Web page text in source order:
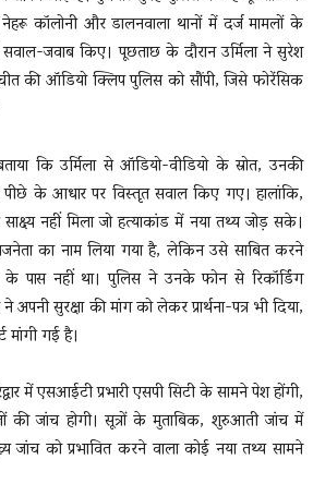
कॉलोनी और डालनवाला थानों में दर्ज मामलों के
जवाब किए। पूछताछ के दौरान उर्मिला ने सुरेश
की ऑडियो क्लिप पुलिस को सौंपी, जिसे फोरेंसिक
कि उर्मिला से ऑडियो-वीडियो के स्रोत, उनकी
पीछे के आधार पर विस्तृत सवाल किए गए। हालांकि,
नहीं मिला जो हत्याकांड में नया तथ्य जोड़ सके।
का नाम लिया गया है, लेकिन उसे साबित करने
के पास नहीं था। पुलिस ने उनके फोन से रिकॉर्डिंग
अपनी सुरक्षा की मांग को लेकर प्रार्थना-पत्र भी दिया,
मांगी गई है।
में एसआईटी प्रभारी एसपी सिटी के सामने पेश होंगी,
की जांच होगी। सूत्रों के मुताबिक, शुरुआती जांच में
जांच को प्रभावित करने वाला कोई नया तथ्य सामने